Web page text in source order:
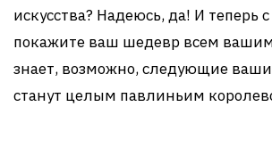
искусства? Надеюсь, да! И теперь
покажите ваш шедевр всем
знает, возможно, следующие
станут целым павлиньим